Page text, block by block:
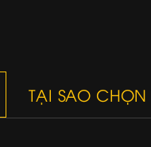
TẠI SAO CHỌN